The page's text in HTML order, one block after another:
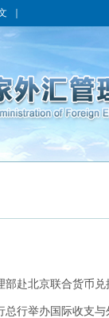
部赴北京联合货币
总行举办国际收支